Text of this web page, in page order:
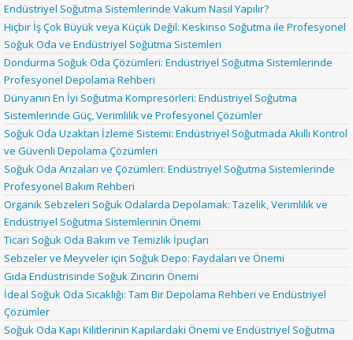
Endüstriyel Soğutma Sistemlerinde Vakum Nasıl Yapılır?
Hiçbir İş Çok Büyük veya Küçük Değil: Keskinso Soğutma ile Profesyonel
Soğuk Oda ve Endüstriyel Soğutma Sistemleri
Dondurma Soğuk Oda Çözümleri: Endüstriyel Soğutma Sistemlerinde
Profesyonel Depolama Rehberi
Dünyanın En İyi Soğutma Kompresörleri: Endüstriyel Soğutma
Sistemlerinde Güç, Verimlilik ve Profesyonel Çözümler
Soğuk Oda Uzaktan İzleme Sistemi: Endüstriyel Soğutmada Akıllı Kontrol
ve Güvenli Depolama Çözümleri
Soğuk Oda Arızaları ve Çözümleri: Endüstriyel Soğutma Sistemlerinde
Profesyonel Bakım Rehberi
Organik Sebzeleri Soğuk Odalarda Depolamak: Tazelik, Verimlilik ve
Endüstriyel Soğutma Sistemlerinin Önemi
Ticari Soğuk Oda Bakım ve Temizlik İpuçları
Sebzeler ve Meyveler için Soğuk Depo: Faydaları ve Önemi
Gıda Endüstrisinde Soğuk Zincirin Önemi
İdeal Soğuk Oda Sıcaklığı: Tam Bir Depolama Rehberi ve Endüstriyel
Çözümler
Soğuk Oda Kapı Kilitlerinin Kapılardaki Önemi ve Endüstriyel Soğutma